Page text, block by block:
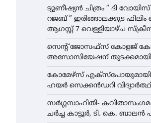
ട്യുണീഷ്യൻ ചിത്രം ” ദി
റജബ് ” ഇരിങ്ങാലക്കുട
ആഗസ്റ്റ് 7 വെള്ളിയാഴ്ച
സെന്റ് ജോസഫ്സ് കോളജ്
അസോസിയേഷന് തുടക്കമായി
കോമേഴ്സ്
ഹയർ സെക്കൻഡറി
സർഗ്ഗസാഹിതി-
ചർച്ച കാട്ടൂർ, ടി. കെ. ബാലൻ